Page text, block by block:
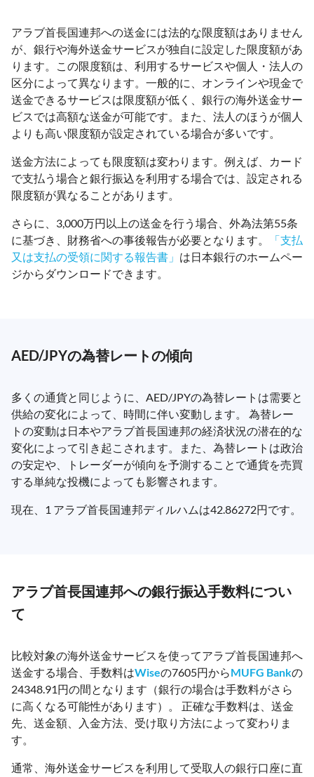
アラブ首長国連邦への送金には法的な限度額はありません
が、銀行や海外送金サービスが独自に設定した限度額があ
ります。この限度額は、利用するサービスや個人・法人の
区分によって異なります。一般的に、オンラインや現金で
送金できるサービスは限度額が低く、銀行の海外送金サー
ビスでは高額な送金が可能です。また、法人のほうが個人
よりも高い限度額が設定されている場合が多いです。
送金方法によっても限度額は変わります。例えば、カード
で支払う場合と銀行振込を利用する場合では、設定される
限度額が異なることがあります。
さらに、3,000万円以上の送金を行う場合、外為法第55条
に基づき、財務省への事後報告が必要となります。
「支払
又は支払の受領に関する報告書」 は日本銀行のホームペー
ジからダウンロードできます。
AED/JPYの為替レートの傾向
多くの通貨と同じように、AED/JPYの為替レートは需要と
供給の変化によって、時間に伴い変動します。 為替レー
トの変動は日本やアラブ首長国連邦の経済状況の潜在的な
変化によって引き起こされます。また、為替レートは政治
の安定や、トレーダーが傾向を予測することで通貨を売買
する単純な投機によっても影響されます。
現在、1 アラブ首長国連邦ディルハムは42.86272円です。
アラブ首長国連邦への銀行振込手数料につい
て
比較対象の海外送金サービスを使ってアラブ首長国連邦へ
送金する場合、手数料はWiseの7605円からMUFG Bankの
24348.91円の間となります（銀行の場合は手数料がさら
に高くなる可能性があります）。 正確な手数料は、送金
先、送金額、入金方法、受け取り方法によって変わりま
す。
通常、海外送金サービスを利用して受取人の銀行口座に直